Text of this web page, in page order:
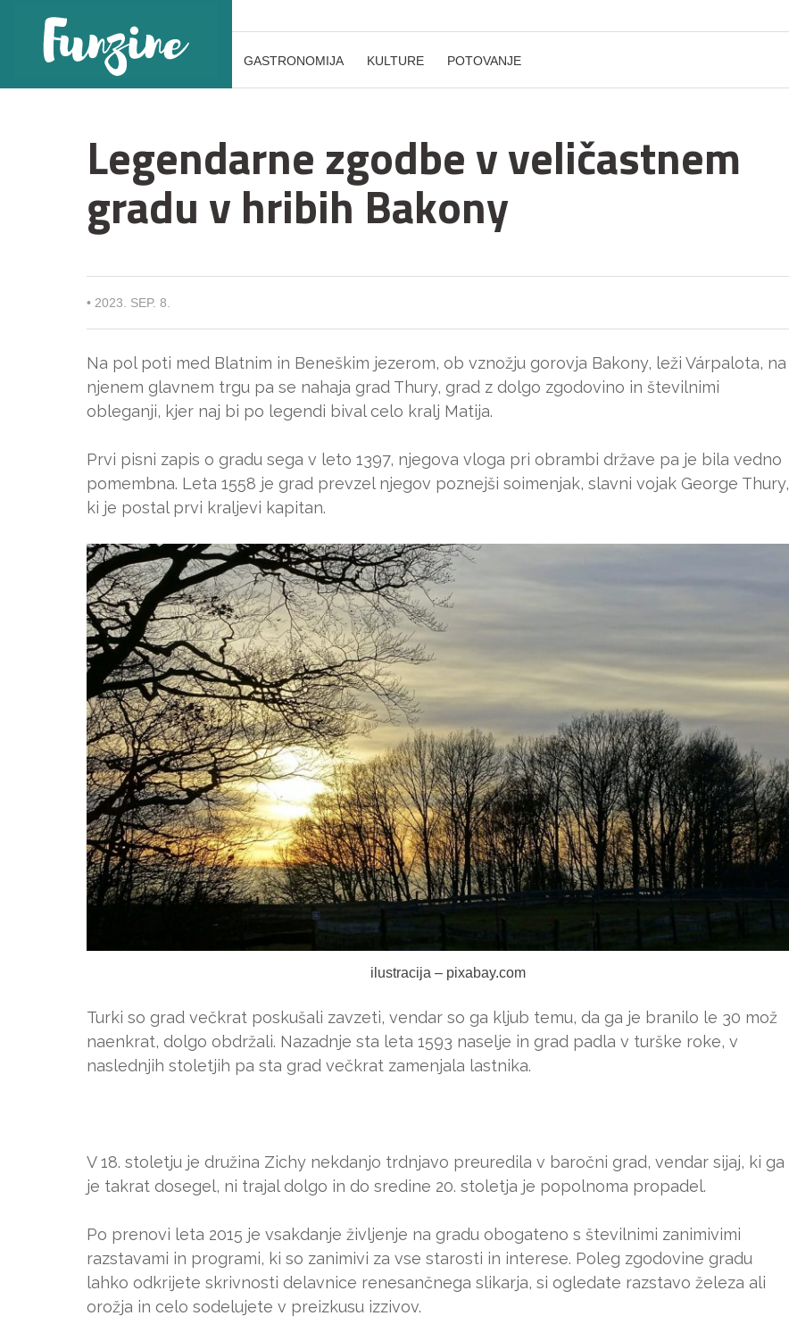
GASTRONOMIJA KULTURE POTOVANJE
Legendarne zgodbe v veličastnem
gradu v hribih Bakony
• 2023. SEP. 8.
Na pol poti med Blatnim in Beneškim jezerom, ob vznožju gorovja Bakony, leži Várpalota, na
njenem glavnem trgu pa se nahaja grad Thury, grad z dolgo zgodovino in številnimi
obleganji, kjer naj bi po legendi bival celo kralj Matija.
Prvi pisni zapis o gradu sega v leto 1397, njegova vloga pri obrambi države pa je bila vedno
pomembna. Leta 1558 je grad prevzel njegov poznejši soimenjak, slavni vojak George Thury,
ki je postal prvi kraljevi kapitan.
ilustracija – pixabay.com
Turki so grad večkrat poskušali zavzeti, vendar so ga kljub temu, da ga je branilo le 30 mož
naenkrat, dolgo obdržali. Nazadnje sta leta 1593 naselje in grad padla v turške roke, v
naslednjih stoletjih pa sta grad večkrat zamenjala lastnika.
V 18. stoletju je družina Zichy nekdanjo trdnjavo preuredila v baročni grad, vendar sijaj, ki ga
je takrat dosegel, ni trajal dolgo in do sredine 20. stoletja je popolnoma propadel.
Po prenovi leta 2015 je vsakdanje življenje na gradu obogateno s številnimi zanimivimi
razstavami in programi, ki so zanimivi za vse starosti in interese. Poleg zgodovine gradu
lahko odkrijete skrivnosti delavnice renesančnega slikarja, si ogledate razstavo železa ali
orožja in celo sodelujete v preizkusu izzivov.